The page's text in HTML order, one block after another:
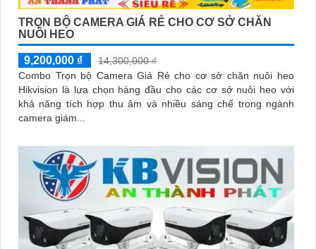
TRỌN BỘ CAMERA GIÁ RẺ CHO CƠ SỞ CHĂN
NUÔI HEO
9,200,000 ₫
14,300,000 ₫
Combo Trọn bộ Camera Giá Rẻ cho cơ sở chăn nuôi heo
Hikvision là lựa chọn hàng đầu cho các cơ sở nuôi heo với
khả năng tích hợp thu âm và nhiều sáng chế trong ngành
camera giám...